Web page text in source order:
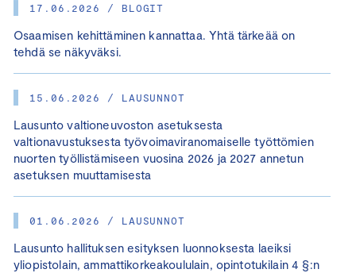
17.06.2026 / BLOGIT
Osaamisen kehittäminen kannattaa. Yhtä tärkeää on
tehdä se näkyväksi.
15.06.2026 / LAUSUNNOT
Lausunto valtioneuvoston asetuksesta
valtionavustuksesta työvoimaviranomaiselle työttömien
nuorten työllistämiseen vuosina 2026 ja 2027 annetun
asetuksen muuttamisesta
01.06.2026 / LAUSUNNOT
Lausunto hallituksen esityksen luonnoksesta laeiksi
yliopistolain, ammattikorkeakoululain, opintotukilain 4 §:n